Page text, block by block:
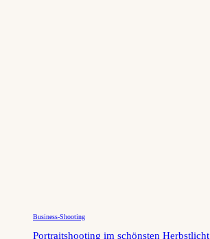
Business-Shooting
Portraitshooting im schönsten Herbstlicht